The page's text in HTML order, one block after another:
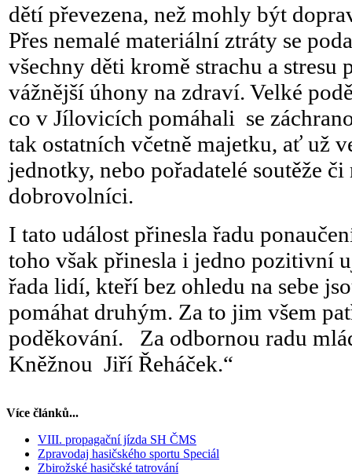
dětí převezena, než mohly být
Přes nemalé materiální ztráty se
všechny děti kromě strachu a stresu
vážnější úhony na zdraví. Velké
co v Jílovicích pomáhali se
tak ostatních včetně majetku, ať už
jednotky, nebo pořadatelé soutěže
dobrovolníci.
I tato událost přinesla řadu
toho však přinesla i jedno pozitivní
řada lidí, kteří bez ohledu na sebe
pomáhat druhým. Za to jim všem
poděkování. Za odbornou radu
Kněžnou Jiří Řeháček.“
Více článků...
VIII. propagační jízda SH ČMS
Zpravodaj hasičského sportu Speciál
Zbirožské hasičské tatrování